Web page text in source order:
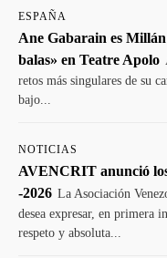
ESPAÑA
Ane Gabarain es
balas» en Teatre Apolo
retos más singulares de su
bajo...
NOTICIAS
AVENCRIT anunció
-2026 La Asociación
desea expresar, en primera
respeto y absoluta...